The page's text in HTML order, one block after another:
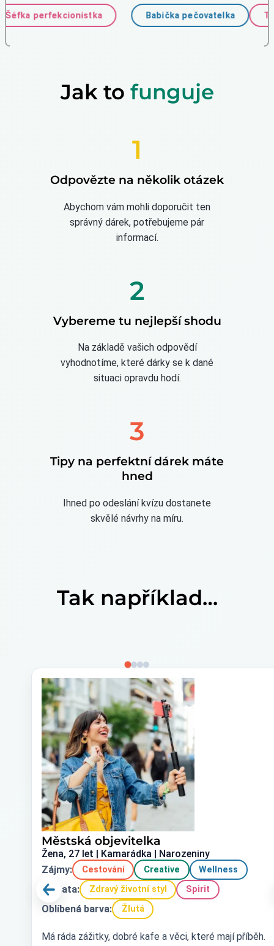
Šéfka perfekcionistka Babička pečovatelka
Jak to funguje
1
Odpovězte na několik otázek
Abychom vám mohli doporučit ten
správný dárek, potřebujeme pár
informací.
2
Vybereme tu nejlepší shodu
Na základě vašich odpovědí
vyhodnotíme, které dárky se k dané
situaci opravdu hodí.
3
Tipy na perfektní dárek máte
hned
Ihned po odeslání kvízu dostanete
skvělé návrhy na míru.
Tak například…
Městská objevitelka
Žena, 27 let | Kamarádka | Narozeniny
Zájmy:
Cestování Creative Wellness
Témata: Zdravý životní styl Spirit
Oblíbená barva: Žlutá
Má ráda zážitky, dobré kafe a věci, které mají příběh.